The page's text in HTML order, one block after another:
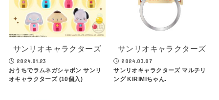
サンリオキャラクターズ
2024.01.23
おうちでラムネガシャポン サンリ
オキャラクターズ (10個入)
サンリオキャラクターズ
2024.03.07
サンリオキャラクターズ マルチリ
ング KIRIMIちゃん.